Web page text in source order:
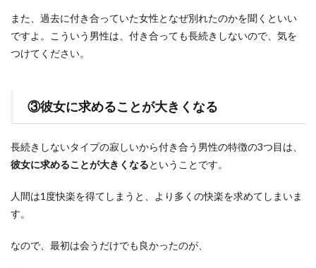
また、過去に付き合っていた女性となぜ別れたのかを聞くといい
ですよ。こういう男性は、付き合っても長続きしないので、気を
つけてください。
③彼女に求めることが大きくなる
長続きしないタイプの寂しいから付き合う男性の特徴の3つ目は、
彼女に求めることが大きくなるということです。
人間は1度快楽を得てしまうと、より多くの快楽を求めてしまいま
す。
なので、最初は会うだけでも良かったのが、